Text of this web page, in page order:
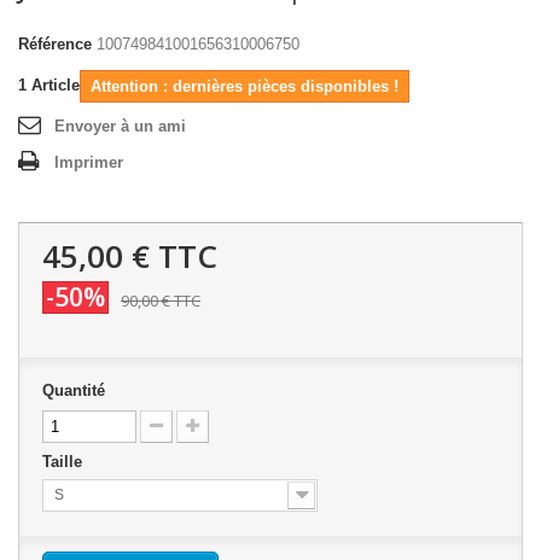
Référence 100749841001656310006750
1 Article Attention : dernières pièces disponibles !
Envoyer à un ami
Imprimer
45,00 € TTC
-50% 90,00 €TTC
Quantité
Taille
S